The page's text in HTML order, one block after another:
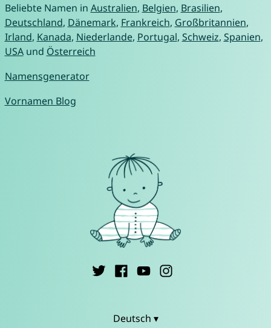
Beliebte Namen in Australien, Belgien, Brasilien,
Deutschland, Dänemark, Frankreich, Großbritannien,
Irland, Kanada, Niederlande, Portugal, Schweiz, Spanien,
USAund Österreich
Namensgenerator
Vornamen Blog
Deutsch ▾